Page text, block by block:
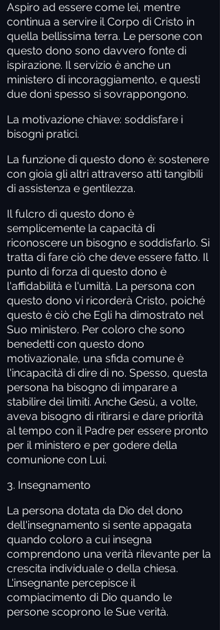
Aspiro ad essere come lei, mentre
continua a servire il Corpo di Cristo in
quella bellissima terra. Le persone con
questo dono sono davvero fonte di
ispirazione. Il servizio è anche un
ministero di incoraggiamento, e questi
due doni spesso si sovrappongono.
La motivazione chiave: soddisfare i
bisogni pratici.
La funzione di questo dono è: sostenere
con gioia gli altri attraverso atti tangibili
di assistenza e gentilezza.
Il fulcro di questo dono è
semplicemente la capacità di
riconoscere un bisogno e soddisfarlo. Si
tratta di fare ciò che deve essere fatto. Il
punto di forza di questo dono è
l'affidabilità e l'umiltà. La persona con
questo dono vi ricorderà Cristo, poiché
questo è ciò che Egli ha dimostrato nel
Suo ministero. Per coloro che sono
benedetti con questo dono
motivazionale, una sfida comune è
l'incapacità di dire di no. Spesso, questa
persona ha bisogno di imparare a
stabilire dei limiti. Anche Gesù, a volte,
aveva bisogno di ritirarsi e dare priorità
al tempo con il Padre per essere pronto
per il ministero e per godere della
comunione con Lui.
3. Insegnamento
La persona dotata da Dio del dono
dell'insegnamento si sente appagata
quando coloro a cui insegna
comprendono una verità rilevante per la
crescita individuale o della chiesa.
L'insegnante percepisce il
compiacimento di Dio quando le
persone scoprono le Sue verità.